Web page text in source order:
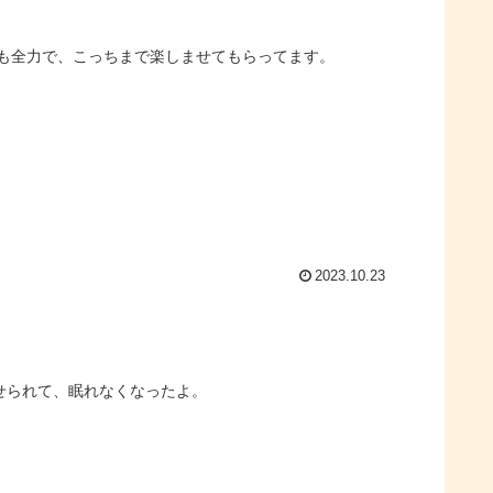
力で、こっちまで楽しませてもらってます。
2023.10.23
れて、眠れなくなったよ。